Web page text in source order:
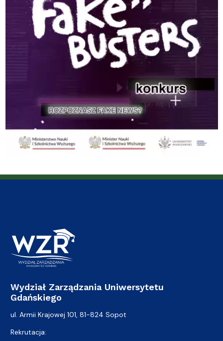
Wydział Zarządzania Uniwersytetu
Gdańskiego
ul. Armii Krajowej 101, 81-824 Sopot
Rekrutacja: